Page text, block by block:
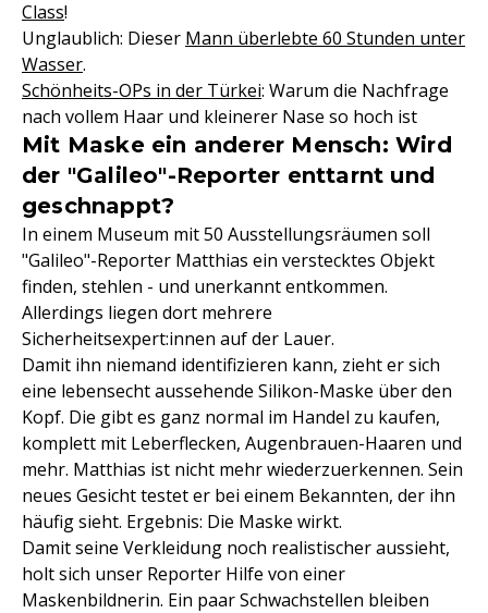
Class!
Unglaublich: Dieser Mann überlebte 60 Stunden unter
Wasser.
Schönheits-OPs in der Türkei: Warum die Nachfrage
nach vollem Haar und kleinerer Nase so hoch ist
Mit Maske ein anderer Mensch: Wird
der "Galileo"-Reporter enttarnt und
geschnappt?
In einem Museum mit 50 Ausstellungsräumen soll
"Galileo"-Reporter Matthias ein verstecktes Objekt
finden, stehlen - und unerkannt entkommen.
Allerdings liegen dort mehrere
Sicherheitsexpert:innen auf der Lauer.
Damit ihn niemand identifizieren kann, zieht er sich
eine lebensecht aussehende Silikon-Maske über den
Kopf. Die gibt es ganz normal im Handel zu kaufen,
komplett mit Leberflecken, Augenbrauen-Haaren und
mehr. Matthias ist nicht mehr wiederzuerkennen. Sein
neues Gesicht testet er bei einem Bekannten, der ihn
häufig sieht. Ergebnis: Die Maske wirkt.
Damit seine Verkleidung noch realistischer aussieht,
holt sich unser Reporter Hilfe von einer
Maskenbildnerin. Ein paar Schwachstellen bleiben